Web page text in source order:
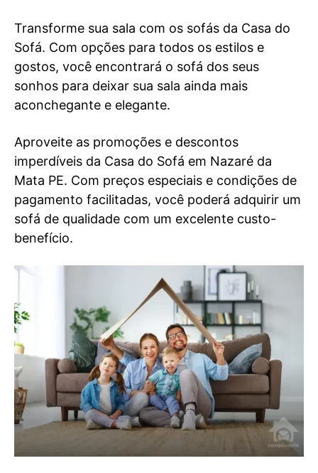
Transforme sua sala com os sofás da Casa do
Sofá. Com opções para todos os estilos e
gostos, você encontrará o sofá dos seus
sonhos para deixar sua sala ainda mais
aconchegante e elegante.
Aproveite as promoções e descontos
imperdíveis da Casa do Sofá em Nazaré da
Mata PE. Com preços especiais e condições de
pagamento facilitadas, você poderá adquirir um
sofá de qualidade com um excelente custo-
benefício.